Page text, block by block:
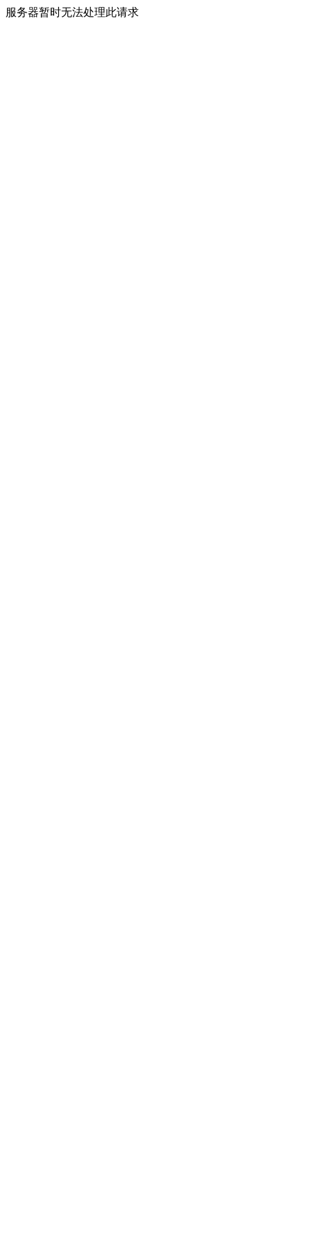
服务器暂时无法处理此请求